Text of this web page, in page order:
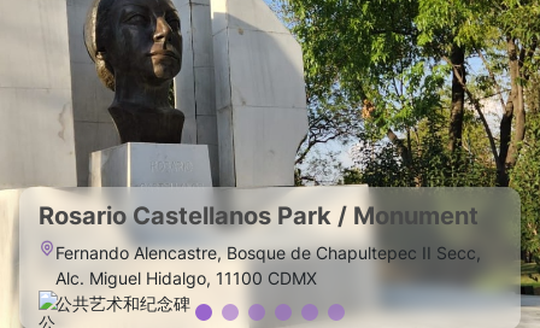
Rosario Castellanos Park / Monument
Fernando Alencastre, Bosque de Chapultepec II Secc,
Alc. Miguel Hidalgo, 11100 CDMX
公共艺术和纪念碑